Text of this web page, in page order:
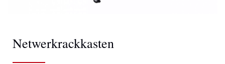
Netwerkrackkasten